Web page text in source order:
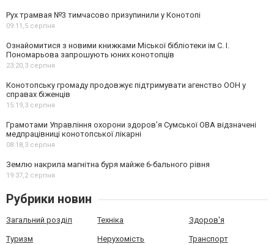
Рух трамвая №3 тимчасово призупинили у Конотопі
09:11,5 серпня
Ознайомитися з новими книжками Міської бібліотеки ім С. І.
Пономарьова запрошують юних конотопців
23:20,3 серпня
Конотопську громаду продовжує підтримувати агенство ООН у
справах біженців
15:19,3 серпня
Грамотами Управління охорони здоров’я Сумської ОВА відзначені
медпрацівниці конотопської лікарні
08:18,3 серпня
Землю накрила магнітна буря майже 6-бального рівня
19:37,2 серпня
Рубрики новин
Загальний розділ Техніка Здоров'я
Туризм Нерухомість Транспорт